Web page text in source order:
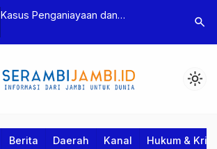
Kasus Penganiayaan dan
Tebo Tetapkan Dua Tersangka
Polres
Dua
search
light_mode
Berita Daerah Kanal Hukum &